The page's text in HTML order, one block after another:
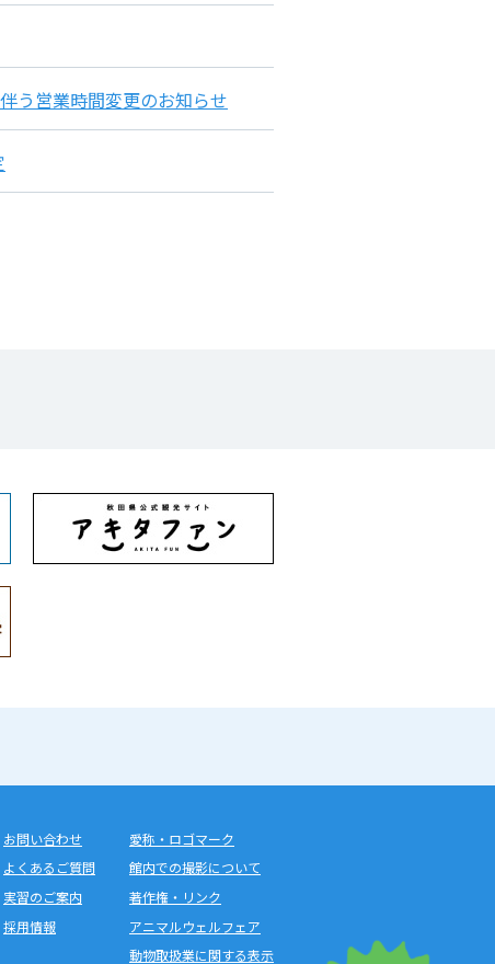
う営業時間変更のお知らせ
お問い合わせ
よくあるご質問
実習のご案内
採用情報
愛称・ロゴマーク
館内での撮影について
著作権・リンク
アニマルウェルフェア
動物取扱業に関する表示